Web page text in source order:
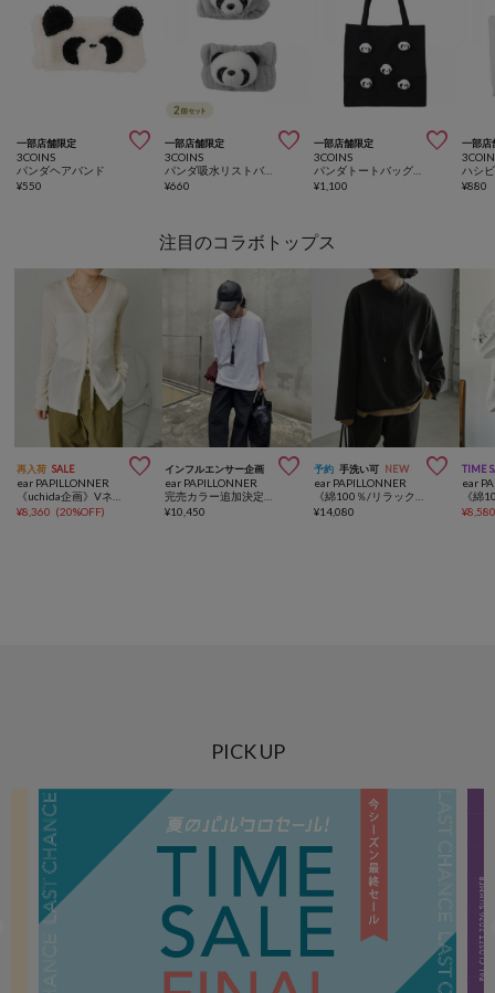
一部店舗限定 
3COINS
パンダヘアバンド
¥550
一部店舗限定 
3COINS
¥660
一部店舗限定 
3COINS
パンダトートバッグ：大
¥1,100
一部店
¥880
注目のコラボトップス
再入荷 SALE 
ear PAPILLONNER
¥8,360 (20%OFF)
インフルエンサー企画 
ear PAPILLONNER
¥10,450
予約 手洗い可 NEW 
ear PAPILLONNER
¥14,080
TIME
ear
¥
PICK UP